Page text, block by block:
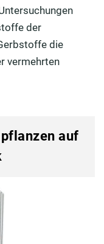
der
die
vermehrten